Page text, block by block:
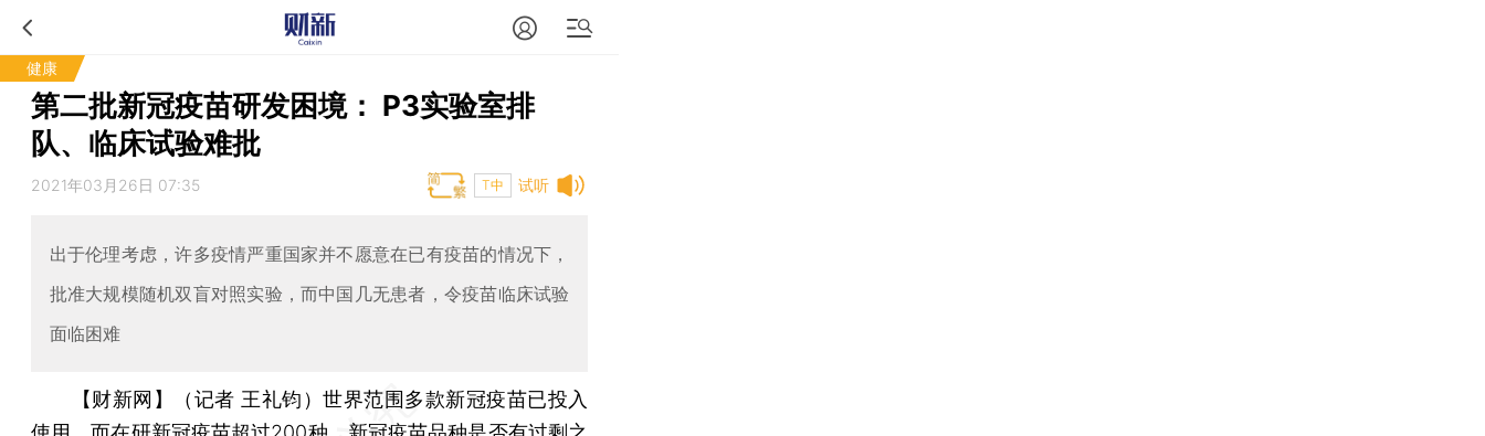
健康
第二批新冠疫苗研发困境： P3实验室排
队、临床试验难批
试听
2021年03月26日 07:35 T中
出于伦理考虑，许多疫情严重国家并不愿意在已有疫苗的情况下，
批准大规模随机双盲对照实验，而中国几无患者，令疫苗临床试验
面临困难
【财新网】（记者 王礼钧）世界范围多款新冠疫苗已投入